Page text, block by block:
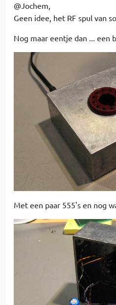
@Jochem,
Geen idee, het RF spul van
Nog maar eentje dan ... een
Met een paar 555's en nog